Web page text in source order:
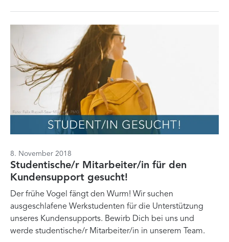
8. November 2018
Studentische/r Mitarbeiter/in für den
Kundensupport gesucht!
Der frühe Vogel fängt den Wurm! Wir suchen
ausgeschlafene Werkstudenten für die Unterstützung
unseres Kundensupports. Bewirb Dich bei uns und
werde studentische/r Mitarbeiter/in in unserem Team.